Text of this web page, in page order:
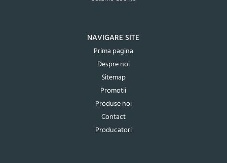
NAVIGARE SITE
Prima pagina
Despre noi
Sitemap
Promotii
Produse noi
Contact
Producatori